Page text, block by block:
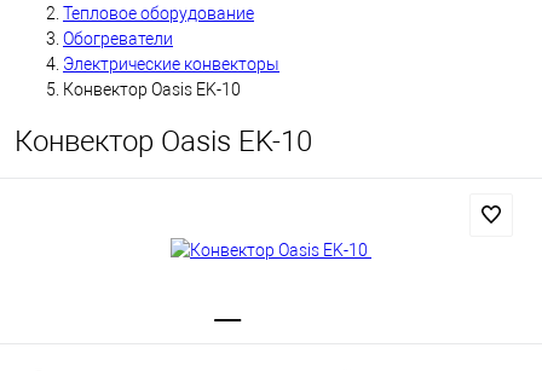
Тепловое оборудование
Обогреватели
Электрические конвекторы
Конвектор Oasis EK-10
Конвектор Oasis EK-10